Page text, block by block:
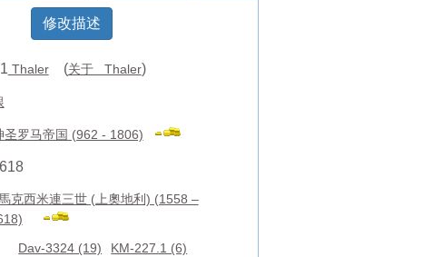
修改描述
1 Thaler (关于 Thaler)
圣罗马帝国 (962 - 1806)
馬克西米連三世 (上奧地利) (1558 –
Dav-3324 (19)
KM-227.1 (6)